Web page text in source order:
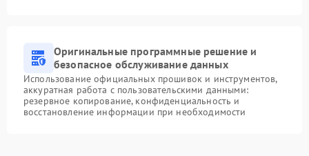
Оригинальные программные решение и
безопасное обслуживание данных
Использование официальных прошивок и инструментов,
аккуратная работа с пользовательскими данными:
резервное копирование, конфиденциальность и
восстановление информации при необходимости